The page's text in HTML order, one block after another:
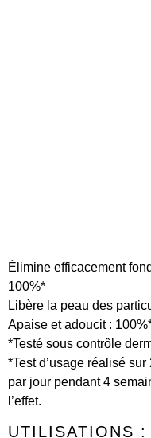
Élimine efficacement
100%*
Libère la peau des
Apaise et adoucit :
*Testé sous contrôle
*Test d’usage réalisé
par jour pendant 4
l’effet.
UTILISATIONS :